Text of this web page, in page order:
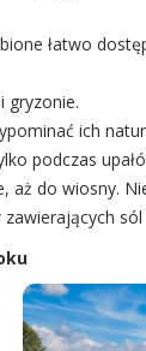
łatwo
gryzonie.
ich
podczas
aż do wiosny.
sól